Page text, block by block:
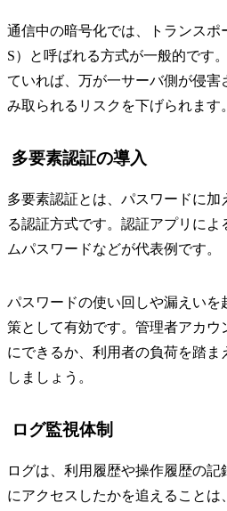
通信中の暗号化では、トランス
S）と呼ばれる方式が一般的です
ていれば、万が一サーバ側が侵
み取られるリスクを下げられます。
多要素認証の導入
多要素認証とは、パスワードに
る認証方式です。認証アプリによ
ムパスワードなどが代表例です。
パスワードの使い回しや漏えい
策として有効です。管理者アカ
にできるか、利用者の負荷を踏
しましょう。
ログ監視体制
ログは、利用履歴や操作履歴の
にアクセスしたかを追えること